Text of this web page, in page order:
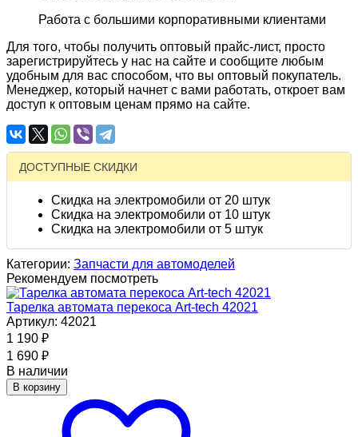
Работа с большими корпоративными клиентами
Для того, чтобы получить оптовый прайс-лист, просто
зарегистрируйтесь у нас на сайте и сообщите любым
удобным для вас способом, что вы оптовый покупатель.
Менеджер, который начнет с вами работать, откроет вам
доступ к оптовым ценам прямо на сайте.
ДОСТУПНЫЕ СКИДКИ
Скидка на электромобили от 20 штук
Скидка на электромобили от 10 штук
Скидка на электромобили от 5 штук
Категории: Запчасти для автомоделей
Рекомендуем посмотреть
Тарелка автомата перекоса Art-tech 42021
Артикул: 42021
1 190 ₽
1 690 ₽
В наличии
В корзину